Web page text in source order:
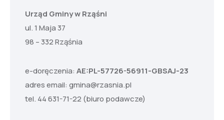
Urząd Gminy w Rząśni
ul. 1 Maja 37
98 – 332 Rząśnia
e-doręczenia: AE:PL-57726-56911-GBSAJ-23
adres email: gmina@rzasnia.pl
tel. 44 631-71-22 (biuro podawcze)